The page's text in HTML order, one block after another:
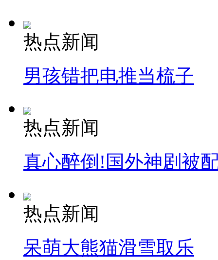
热点新闻
男孩错把电推当梳子
热点新闻
真心醉倒!国外神剧被
热点新闻
呆萌大熊猫滑雪取乐